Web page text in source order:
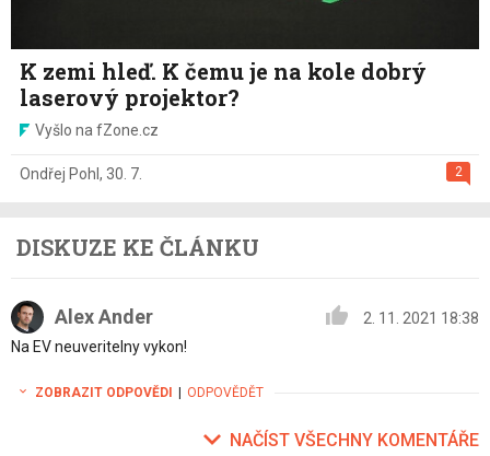
K zemi hleď. K čemu je na kole dobrý
laserový projektor?
Vyšlo na fZone.cz
2
Ondřej Pohl , 30. 7.
DISKUZE KE ČLÁNKU
Alex Ander
2. 11. 2021 18:38
Na EV neuveritelny vykon!
ZOBRAZIT ODPOVĚDI ODPOVĚDĚT
NAČÍST VŠECHNY KOMENTÁŘE